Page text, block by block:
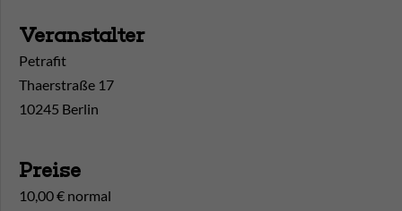
Veranstalter
Petrafit
Thaerstraße 17
10245 Berlin
Preise
10,00 € normal